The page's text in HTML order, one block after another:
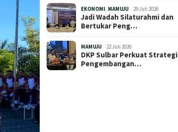
EKONOMI MAMUJU 29 Juli 2026
Jadi Wadah Silaturahmi dan
Bertukar Peng…
MAMUJU 22 Juli 2026
DKP Sulbar Perkuat Strategi
Pengembangan…